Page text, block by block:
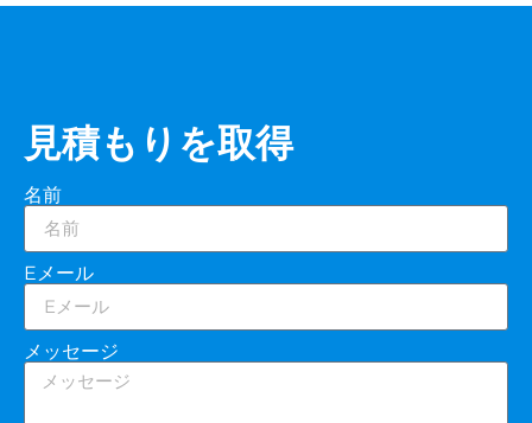
見積もりを取得
名前
Eメール
メッセージ